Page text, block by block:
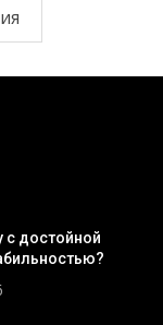
с достойной